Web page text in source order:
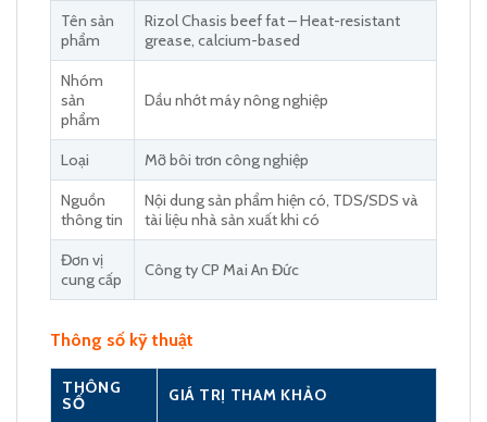
Tên sản
phẩm
Rizol Chasis beef fat – Heat-resistant
grease, calcium-based
Nhóm
sản
phẩm
Dầu nhớt máy nông nghiệp
Loại Mỡ bôi trơn công nghiệp
Nguồn
thông tin
Nội dung sản phẩm hiện có, TDS/SDS và
tài liệu nhà sản xuất khi có
Đơn vị
cung cấp
Công ty CP Mai An Đức
Thông số kỹ thuật
THÔNG
SỐ
GIÁ TRỊ THAM KHẢO